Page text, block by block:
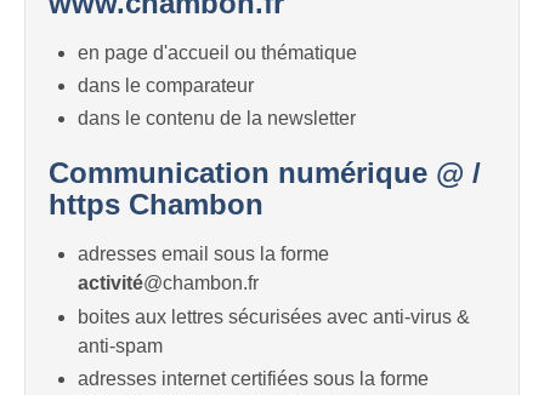
en page d'accueil ou thématique
dans le comparateur
dans le contenu de la newsletter
Communication numérique @ /
https Chambon
adresses email sous la forme
activité@chambon.fr
boites aux lettres sécurisées avec anti-virus &
anti-spam
adresses internet certifiées sous la forme